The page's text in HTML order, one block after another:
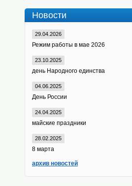
Новости
29.04.2026
Режим работы в мае 2026
23.10.2025
день Народного единства
04.06.2025
День России
24.04.2025
майские праздники
28.02.2025
8 марта
архив новостей